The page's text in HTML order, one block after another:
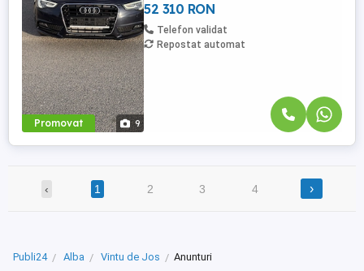
Promovat 9
stare foarte ...
52 310 RON
Telefon validat
Repostat automat
‹ 1 2 3 4 ›
Publi24 Alba Vintu de Jos Anunturi